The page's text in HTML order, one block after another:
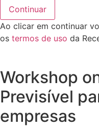
Continuar
Ao clicar em continuar
os termos de uso da
Workshop
Previsível
empresas